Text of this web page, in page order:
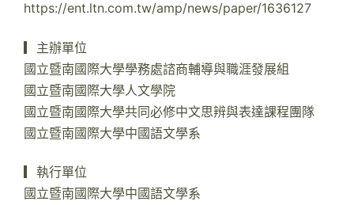
https://ent.ltn.com.tw/amp/news/paper/1636127
▎主辦單位
國立暨南國際大學學務處諮商輔導與職涯發展組
國立暨南國際大學人文學院
國立暨南國際大學共同必修中文思辨與表達課程團隊
國立暨南國際大學中國語文學系
▎執行單位
國立暨南國際大學中國語文學系